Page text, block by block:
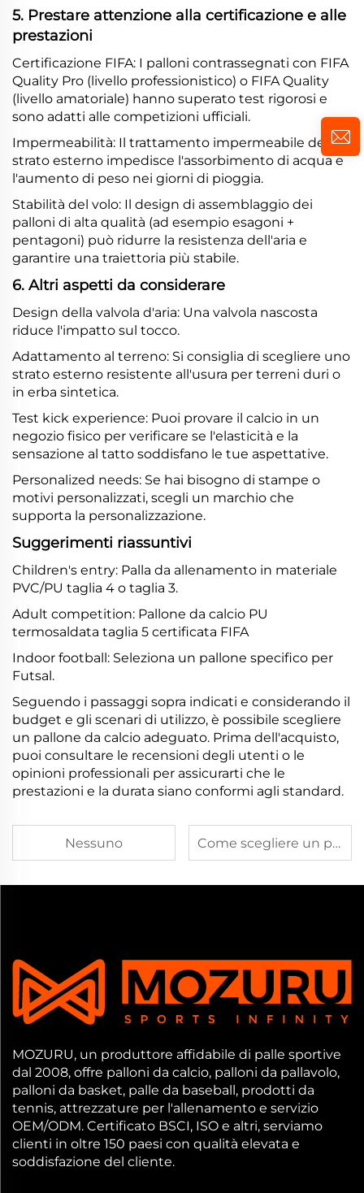
5. Prestare attenzione alla certificazione e alle
prestazioni
Certificazione FIFA: I palloni contrassegnati con FIFA
Quality Pro (livello professionistico) o FIFA Quality
(livello amatoriale) hanno superato test rigorosi e
sono adatti alle competizioni ufficiali.
Impermeabilità: Il trattamento impermeabile dello
strato esterno impedisce l'assorbimento di acqua e
l'aumento di peso nei giorni di pioggia.
Stabilità del volo: Il design di assemblaggio dei
palloni di alta qualità (ad esempio esagoni +
pentagoni) può ridurre la resistenza dell'aria e
garantire una traiettoria più stabile.
6. Altri aspetti da considerare
Design della valvola d'aria: Una valvola nascosta
riduce l'impatto sul tocco.
Adattamento al terreno: Si consiglia di scegliere uno
strato esterno resistente all'usura per terreni duri o
in erba sintetica.
Test kick experience: Puoi provare il calcio in un
negozio fisico per verificare se l'elasticità e la
sensazione al tatto soddisfano le tue aspettative.
Personalized needs: Se hai bisogno di stampe o
motivi personalizzati, scegli un marchio che
supporta la personalizzazione.
Suggerimenti riassuntivi
Children's entry: Palla da allenamento in materiale
PVC/PU taglia 4 o taglia 3.
Adult competition: Pallone da calcio PU
termosaldata taglia 5 certificata FIFA
Indoor football: Seleziona un pallone specifico per
Futsal.
Seguendo i passaggi sopra indicati e considerando il
budget e gli scenari di utilizzo, è possibile scegliere
un pallone da calcio adeguato. Prima dell'acquisto,
puoi consultare le recensioni degli utenti o le
opinioni professionali per assicurarti che le
prestazioni e la durata siano conformi agli standard.
Nessuno Come scegliere un pallone da basket
MOZURU, un produttore affidabile di palle sportive
dal 2008, offre palloni da calcio, palloni da pallavolo,
palloni da basket, palle da baseball, prodotti da
tennis, attrezzature per l'allenamento e servizio
OEM/ODM. Certificato BSCI, ISO e altri, serviamo
clienti in oltre 150 paesi con qualità elevata e
soddisfazione del cliente.